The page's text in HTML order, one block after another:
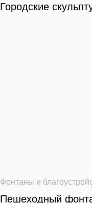
Городские
Фонтаны и
Пешеходный